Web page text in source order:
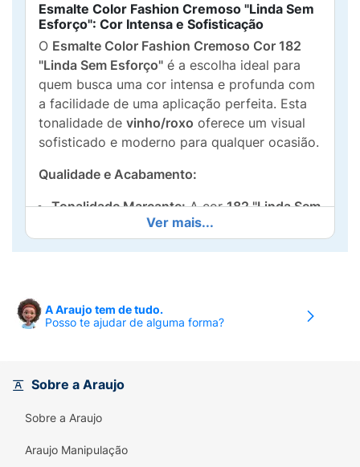
Esmalte Color Fashion Cremoso "Linda Sem
Esforço": Cor Intensa e Sofisticação
O Esmalte Color Fashion Cremoso Cor 182
"Linda Sem Esforço" é a escolha ideal para
quem busca uma cor intensa e profunda com
a facilidade de uma aplicação perfeita. Esta
tonalidade de vinho/roxo oferece um visual
sofisticado e moderno para qualquer ocasião.
Qualidade e Acabamento:
Tonalidade Marcante:A cor182 "Linda Sem
é um vinho/roxo profundo e
cobertura lisa e uniforme, com
pigmentação
esmalte permaneça impecável por mais
Ver mais...
A Araujo tem de tudo.
Posso te ajudar de alguma forma?
Sobre a Araujo
Sobre a Araujo
Araujo Manipulação